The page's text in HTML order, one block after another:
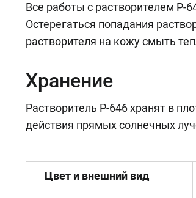
Все работы с растворителем
Остерегаться попадания
растворителя на кожу смыть
Хранение
Растворитель Р-646 хранят в
действия прямых солнечных
Цвет и внешний вид